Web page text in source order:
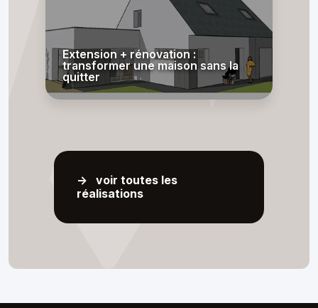
Extension + rénovation :
transformer une maison sans la
quitter
-> voir toutes les
réalisations